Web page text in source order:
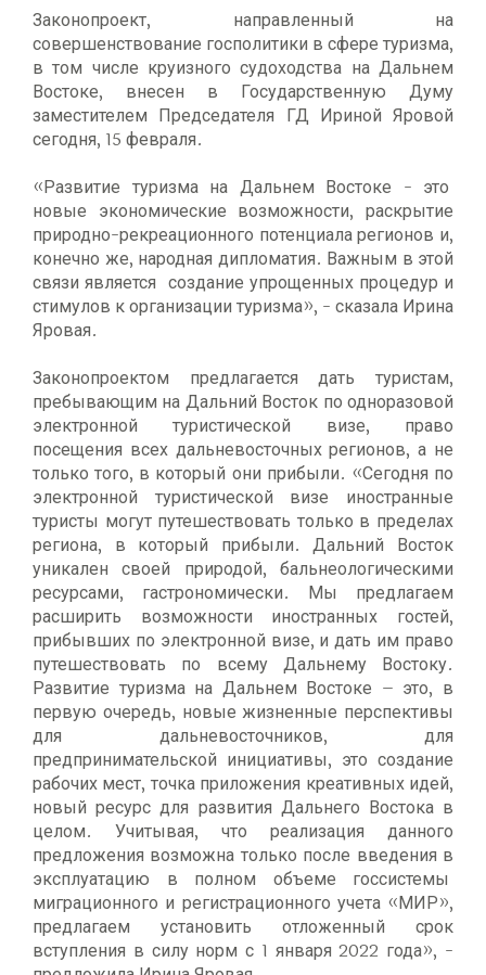
Законопроект, направленный на
совершенствование госполитики в сфере туризма,
в том числе круизного судоходства на Дальнем
Востоке, внесен в Государственную Думу
заместителем Председателя ГД Ириной Яровой
сегодня, 15 февраля.
«Развитие туризма на Дальнем Востоке - это
новые экономические возможности, раскрытие
природно-рекреационного потенциала регионов и,
конечно же, народная дипломатия. Важным в этой
связи является создание упрощенных процедур и
стимулов к организации туризма», - сказала Ирина
Яровая.
Законопроектом предлагается дать туристам,
пребывающим на Дальний Восток по одноразовой
электронной туристической визе, право
посещения всех дальневосточных регионов, а не
только того, в который они прибыли. «Сегодня по
электронной туристической визе иностранные
туристы могут путешествовать только в пределах
региона, в который прибыли. Дальний Восток
уникален своей природой, бальнеологическими
ресурсами, гастрономически. Мы предлагаем
расширить возможности иностранных гостей,
прибывших по электронной визе, и дать им право
путешествовать по всему Дальнему Востоку.
Развитие туризма на Дальнем Востоке – это, в
первую очередь, новые жизненные перспективы
для дальневосточников, для
предпринимательской инициативы, это создание
рабочих мест, точка приложения креативных идей,
новый ресурс для развития Дальнего Востока в
целом. Учитывая, что реализация данного
предложения возможна только после введения в
эксплуатацию в полном объеме госсистемы
миграционного и регистрационного учета «МИР»,
предлагаем установить отложенный срок
вступления в силу норм с 1 января 2022 года», -